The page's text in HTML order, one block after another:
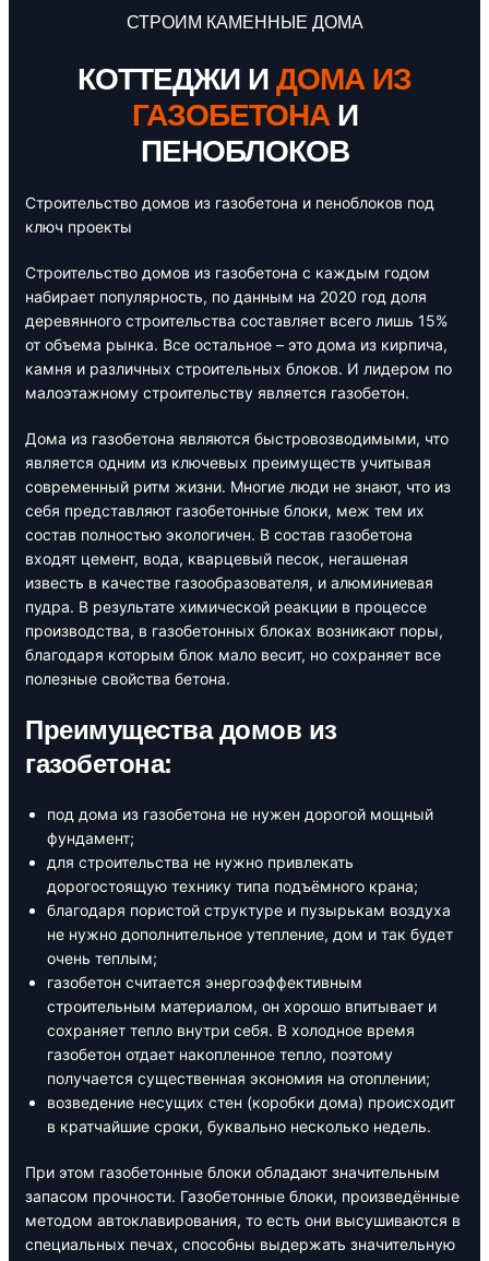
СТРОИМ КАМЕННЫЕ ДОМА
КОТТЕДЖИ И ДОМА ИЗ
ГАЗОБЕТОНАИ
ПЕНОБЛОКОВ
Строительство домов из газобетона и пеноблоков под
ключ проекты
Строительство домов из газобетона с каждым годом
набирает популярность, по данным на 2020 год доля
деревянного строительства составляет всего лишь 15%
от объема рынка. Все остальное – это дома из кирпича,
камня и различных строительных блоков. И лидером по
малоэтажному строительству является газобетон.
Дома из газобетона являются быстровозводимыми, что
является одним из ключевых преимуществ учитывая
современный ритм жизни. Многие люди не знают, что из
себя представляют газобетонные блоки, меж тем их
состав полностью экологичен. В состав газобетона
входят цемент, вода, кварцевый песок, негашеная
известь в качестве газообразователя, и алюминиевая
пудра. В результате химической реакции в процессе
производства, в газобетонных блоках возникают поры,
благодаря которым блок мало весит, но сохраняет все
полезные свойства бетона.
Преимущества домов из
газобетона:
под дома из газобетона не нужен дорогой мощный
фундамент;
для строительства не нужно привлекать
дорогостоящую технику типа подъёмного крана;
благодаря пористой структуре и пузырькам воздуха
не нужно дополнительное утепление, дом и так будет
очень теплым;
газобетон считается энергоэффективным
строительным материалом, он хорошо впитывает и
сохраняет тепло внутри себя. В холодное время
газобетон отдает накопленное тепло, поэтому
получается существенная экономия на отоплении;
возведение несущих стен (коробки дома) происходит
в кратчайшие сроки, буквально несколько недель.
При этом газобетонные блоки обладают значительным
запасом прочности. Газобетонные блоки, произведённые
методом автоклавирования, то есть они высушиваются в
специальных печах, способны выдержать значительную